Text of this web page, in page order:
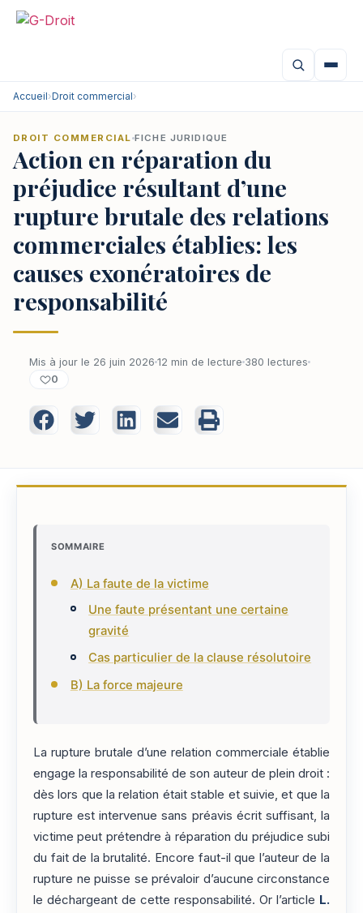
Accueil›Droit commercial›
DROIT COMMERCIAL FICHE JURIDIQUE
Action en réparation du
préjudice résultant d’une
rupture brutale des relations
commerciales établies: les
causes exonératoires de
responsabilité
Mis à jour le 26 juin 2026 12 min de lecture 380 lectures
0
SOMMAIRE
A) La faute de la victime
Une faute présentant une certaine
gravité
Cas particulier de la clause résolutoire
B) La force majeure
La rupture brutale d’une relation commerciale établie
engage la responsabilité de son auteur de plein droit :
dès lors que la relation était stable et suivie, et que la
rupture est intervenue sans préavis écrit suffisant, la
victime peut prétendre à réparation du préjudice subi
du fait de la brutalité. Encore faut-il que l’auteur de la
rupture ne puisse se prévaloir d’aucune circonstance
le déchargeant de cette responsabilité. Or l’article L.